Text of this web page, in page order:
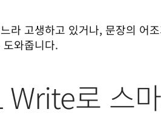
라 고생하고 있거나, 문장의 어
와줍니다.
Write로 스